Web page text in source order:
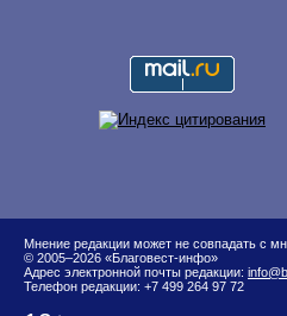
Мнение редакции может не совпадать с
© 2005–2026 «Благовест-инфо»
Адрес электронной почты редакции:
Телефон редакции: +7 499 264 97 72